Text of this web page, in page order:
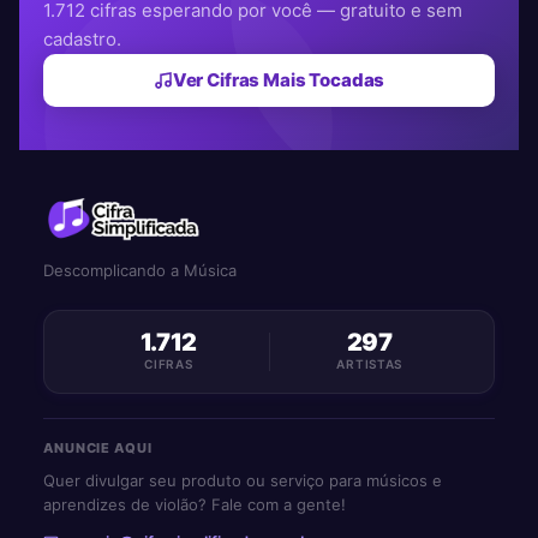
1.712 cifras esperando por você — gratuito e sem
cadastro.
Ver Cifras Mais Tocadas
Descomplicando a Música
1.712
CIFRAS
297
ARTISTAS
ANUNCIE AQUI
Quer divulgar seu produto ou serviço para músicos e
aprendizes de violão? Fale com a gente!